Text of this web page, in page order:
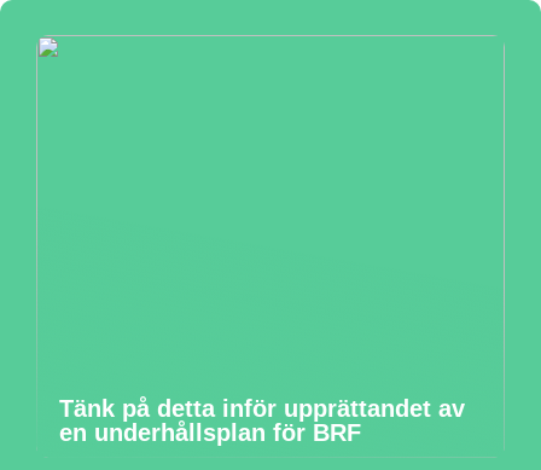
Tänk på detta inför upprättandet av
en underhållsplan för BRF